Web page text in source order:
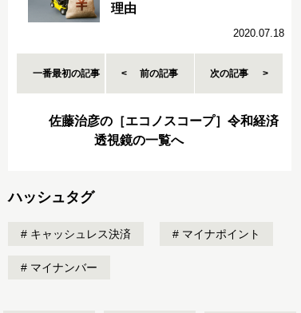
理由
2020.07.18
一番最初の記事 前の記事 次の記事
佐藤治彦の［エコノスコープ］令和経済
透視鏡の一覧へ
ハッシュタグ
キャッシュレス決済 マイナポイント
マイナンバー